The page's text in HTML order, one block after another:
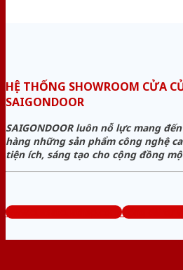
HỆ THỐNG SHOWROOM CỬA
SAIGONDOOR
SAIGONDOOR luôn nỗ lực mang
hàng những sản phẩm công nghệ
tiện ích, sáng tạo cho cộng đồng
www.cuasatcuathep.com Tổng đài tư